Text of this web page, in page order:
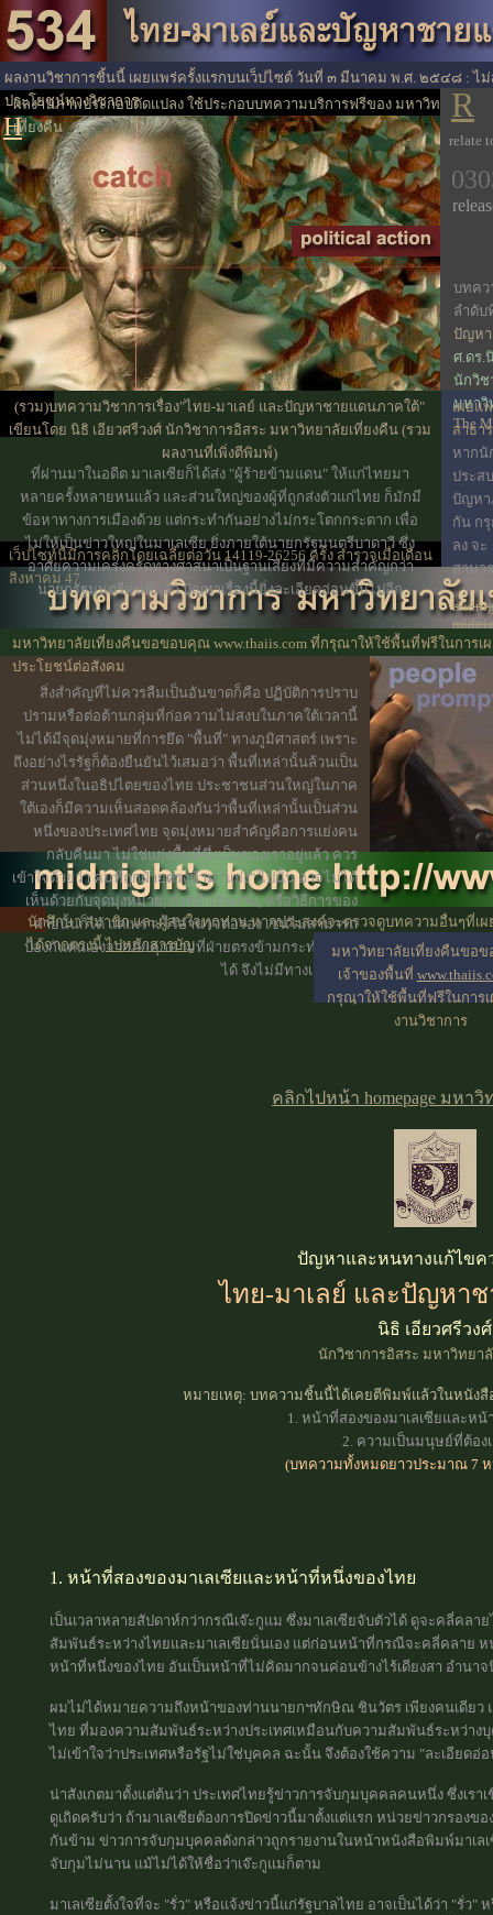
ผลงานภาพประกอบดัดแปลง ใช้ประกอบบทความบริการฟรีของ มหาวิทยาลัย
เที่ยงคืน
R
relate
บทคว
ลำดับ
ปัญหา
ศ.ดร.
นักวิช
มหาวิ
The
เผยแ
สาธา
หากนั
ประสบ
ปัญหา
กัน ก
ลง จะ
สามา
นักศึกษา สมาชิก และผู้สนใจทุกท่าน หากประสงค์จะตรวจดูบทความอื่นๆที่เ
ได้จากตรงนี้ไปหน้าสารบัญ
เว็ปไซท์นี้มีการคลิกโดยเฉลี่ยต่อวัน 14119-26256 ครั้ง สำรวจเมื่อเดือน
สิงหาคม 47
มหาวิทยาลัยเที่ยงคืนขอขอบคุณ www.thaiis.com ที่กรุณาให้ใช้พื้นที่ฟรีในการเ
ประโยชน์ต่อสังคม
คลิกไปหน้า homepage มหา
ปัญหาและหนทางแก้ไขค
ไทย-มาเลย์ และปัญหา
นิธิ เอียวศรีวงศ์
นักวิชาการอิสระ มหาวิทยา
หมายเหตุ: บทความชิ้นนี้ได้เคยตีพิมพ์แล้วในหนัง
1. หน้าที่สองของมาเลเซียและห
2. ความเป็นมนุษย์ที่ต้อง
(บทความทั้งหมดยาวประมาณ 7 ห
1. หน้าที่สองของมาเลเซียและหน้าที่หนึ่งของไทย
เป็นเวลาหลายสัปดาห์กว่ากรณีเจ๊ะกูแม ซึ่งมาเลเซียจับตัวได้ ดูจะคลี่คล
สัมพันธ์ระหว่างไทยและมาเลเซียนั่นเอง แต่ก่อนหน้าที่กรณีจะคลี่คลาย
หน้าที่หนึ่งของไทย อันเป็นหน้าที่ไม่คิดมากจนค่อนข้างไร้เดียงสา อำนา
ผมไม่ได้หมายความถึงหน้าของท่านนายกฯทักษิณ ชินวัตร เพียงคนเดีย
ไทย ที่มองความสัมพันธ์ระหว่างประเทศเหมือนกับความสัมพันธ์ระหว่า
ไม่เข้าใจว่าประเทศหรือรัฐไม่ใช่บุคคล ฉะนั้น จึงต้องใช้ความ "ละเอียดอ่
น่าสังเกตมาตั้งแต่ต้นว่า ประเทศไทยรู้ข่าวการจับกุมบุคคลคนหนึ่ง ซึ่งเรา
ดูเถิดครับว่า ถ้ามาเลเซียต้องการปิดข่าวนี้มาตั้งแต่แรก หน่วยข่าวกรองข
กันข้าม ข่าวการจับกุมบุคคลดังกล่าวถูกรายงานในหน้าหนังสือพิมพ์มาเลเ
จับกุมไม่นาน แม้ไม่ได้ให้ชื่อว่าเจ๊ะกูแมก็ตาม
มาเลเซียตั้งใจที่จะ "รั่ว" หรือแจ้งข่าวนี้แก่รัฐบาลไทย อาจเป็นได้ว่า "รั่ว
H
(รวม)บทความวิชาการเรื่อง"ไทย-มาเลย์ และปัญหาชายแดนภาคใต้"
เขียนโดย นิธิ เอียวศรีวงศ์ นักวิชาการอิสระ มหาวิทยาลัยเที่ยงคืน(รวม
ผลงานที่เพิ่งตีพิมพ์)
ที่ผ่านมาในอดีต มาเลเซียก็ได้ส่ง "ผู้ร้ายข้ามแดน" ให้แก่ไทยมา
หลายครั้งหลายหนแล้ว และส่วนใหญ่ของผู้ที่ถูกส่งตัวแก่ไทย ก็มักมี
ข้อหาทางการเมืองด้วย แต่กระทำกันอย่างไม่กระโตกกระตาก เพื่อ
ไม่ให้เป็นข่าวใหญ่ในมาเลเซีย ยิ่งภายใต้นายกรัฐมนตรีบาดาวี ซึ่ง
อาศัยความเคร่งครัดทางศาสนาเป็นฐานเสียงที่มีความสำคัญกว่า
นายกรัฐมนตรีคนที่แล้ว ปัญหาเรื่องนี้ยิ่งละเอียดอ่อนขึ้นไปอีก
สิ่งสำคัญที่ไม่ควรลืมเป็นอันขาดก็คือ ปฏิบัติการปราบ
ปรามหรือต่อต้านกลุ่มที่ก่อความไม่สงบในภาคใต้เวลานี้
ไม่ได้มีจุดมุ่งหมายที่การยึด "พื้นที่" ทางภูมิศาสตร์ เพราะ
ถึงอย่างไรรัฐก็ต้องยืนยันไว้เสมอว่า พื้นที่เหล่านั้นล้วนเป็น
ส่วนหนึ่งในอธิปไตยของไทย ประชาชนส่วนใหญ่ในภาค
ใต้เองก็มีความเห็นสอดคล้องกันว่าพื้นที่เหล่านั้นเป็นส่วน
หนึ่งของประเทศไทย จุดมุ่งหมายสำคัญคือการแย่งคน
กลับคืนมา ไม่ใช่แย่งพื้นที่ซึ่งเป็นของเราอยู่แล้ว ควร
เข้าใจด้วยว่า คนที่ถูกฝ่ายตรงข้าม "แย่ง" ไปนั้น อาจไม่ได้
เห็นด้วยกับจุดมุ่งหมาย, การดำเนินงาน, หรือวิธีการของ
ฝ่ายนั้นก็ได้ แต่เพราะไร้อำนาจต่อรอง เช่นไม่สามารถ
ป้องกันตนเองจากภัยคุกคามที่ฝ่ายตรงข้ามกระทำต่อตัว
ได้ จึงไม่มีทางเลือกอื่น
ผลงานวิชาการชิ้นนี้ เผยแพร่ครั้งแรกบนเว็ปไซต์ วันที่ ๓ มีนาคม พ.ศ. ๒๕๔๘ : ไ
ประโยชน์ทางวิชาการ
มหาวิทยาลัยเที่ยงคืนขอ
เจ้าของพื้นที่
กรุณาให้ใช้พื้นที่ฟรีในการ
งานวิชาการ